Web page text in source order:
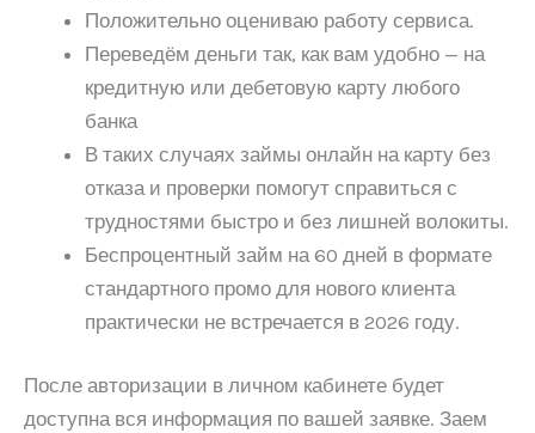
Положительно оцениваю работу сервиса.
Переведём деньги так, как вам удобно — на
кредитную или дебетовую карту любого
банка
В таких случаях займы онлайн на карту без
отказа и проверки помогут справиться с
трудностями быстро и без лишней волокиты.
Беспроцентный займ на 60 дней в формате
стандартного промо для нового клиента
практически не встречается в 2026 году.
После авторизации в личном кабинете будет
доступна вся информация по вашей заявке. Заем